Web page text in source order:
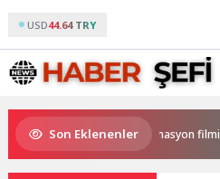
USD44.64 TRY
Son Eklenenler
ilk IMAX® animasyon filmi oluyor